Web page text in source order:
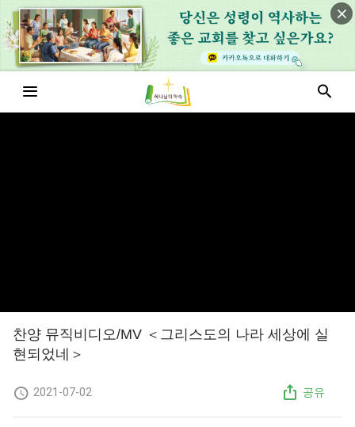
찬양 뮤직비디오/MV ＜그리스도의 나라 세상에 실
현되었네＞
2021-07-02 공유